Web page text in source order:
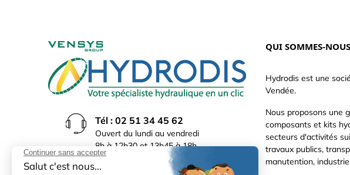
Tél : 02 51 34 45 62
Ouvert du lundi au vendredi
8h à 12h30 et 13h45 à 18h
(17h30 le vendredi)
QUI SOMMES-
Hydrodis est une
Vendée.
Nous proposons une
composants et kits
secteurs d'activités
travaux publics,
manutention,